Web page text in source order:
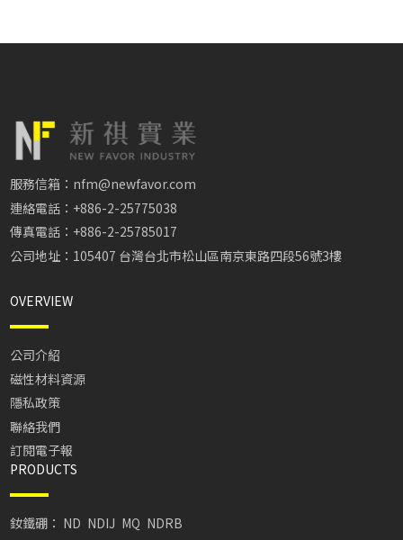
服務信箱：nfm@newfavor.com
連絡電話：+886-2-25775038
傳真電話：+886-2-25785017
公司地址：105407 台灣台北市松山區南京東路四段56號3樓
OVERVIEW
公司介紹
磁性材料資源
隱私政策
聯絡我們
訂閱電子報
PRODUCTS
釹鐵硼： ND NDIJ MQ NDRB